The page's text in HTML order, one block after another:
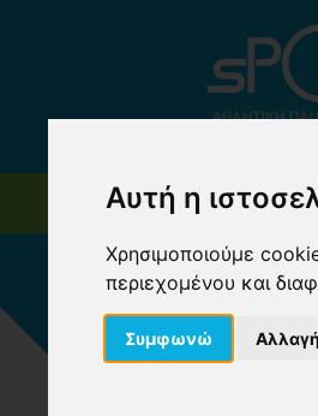
Αυτή η
Χρησιμοποιούμε
περιεχομένου και
Συμφωνώ